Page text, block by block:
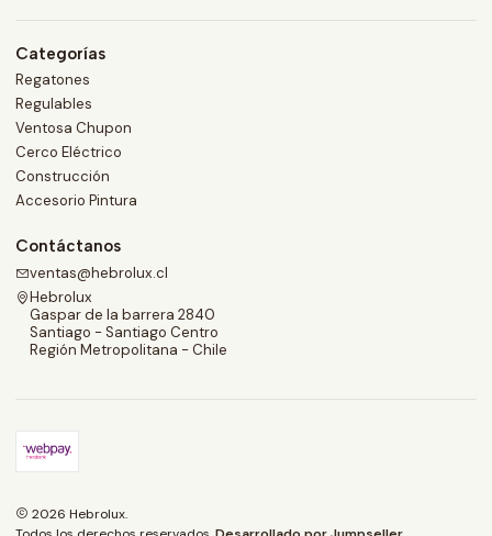
Categorías
Regatones
Regulables
Ventosa Chupon
Cerco Eléctrico
Construcción
Accesorio Pintura
Contáctanos
ventas@hebrolux.cl
Hebrolux
Gaspar de la barrera 2840
Santiago - Santiago Centro
Región Metropolitana - Chile
2026 Hebrolux.